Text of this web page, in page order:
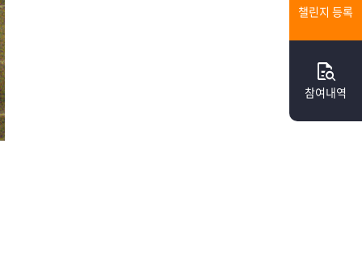
챌린지 등록
quick_reference_all
참여내역